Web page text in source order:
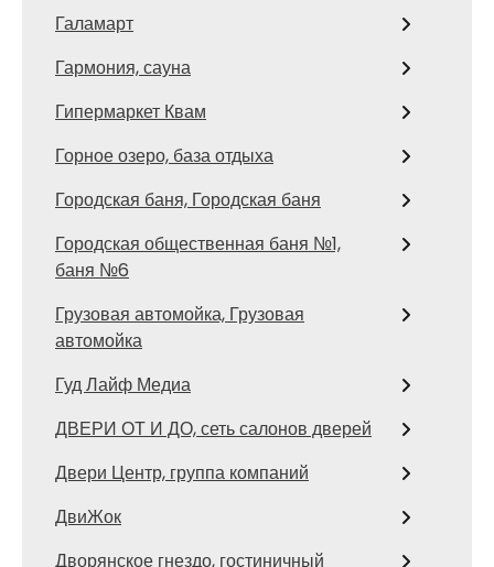
Галамарт
Гармония, сауна
Гипермаркет Квам
Горное озеро, база отдыха
Городская баня, Городская баня
Городская общественная баня №1,
баня №6
Грузовая автомойка, Грузовая
автомойка
Гуд Лайф Медиа
ДВЕРИ ОТ И ДО, сеть салонов дверей
Двери Центр, группа компаний
ДвиЖок
Дворянское гнездо, гостиничный